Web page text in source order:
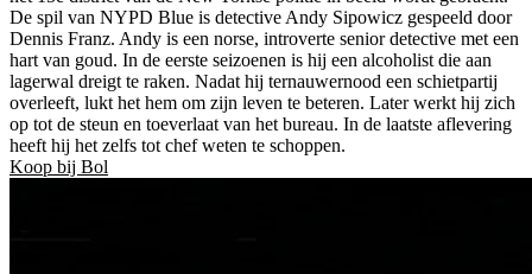
De spil van NYPD Blue is detective Andy Sipowicz gespeeld door
Dennis Franz. Andy is een norse, introverte senior detective met een
hart van goud. In de eerste seizoenen is hij een alcoholist die aan
lagerwal dreigt te raken. Nadat hij ternauwernood een schietpartij
overleeft, lukt het hem om zijn leven te beteren. Later werkt hij zich
op tot de steun en toeverlaat van het bureau. In de laatste aflevering
heeft hij het zelfs tot chef weten te schoppen.
Koop bij Bol